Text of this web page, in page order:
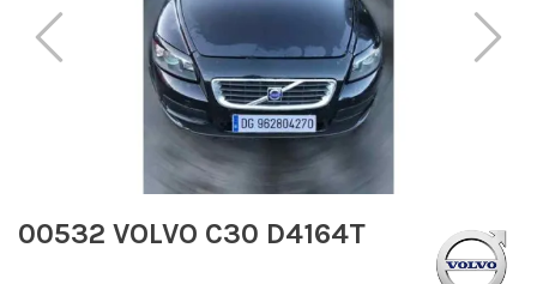
00532 VOLVO C30 D4164T